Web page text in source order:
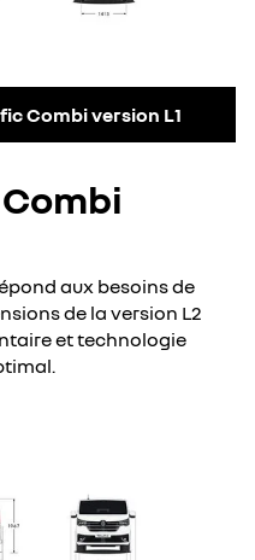
Combi version L1
aux besoins de
de la version L2
et technologie